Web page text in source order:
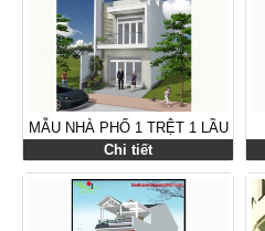
MẪU NHÀ PHỐ 1 TRỆT 1 LẦU
Chi tiết